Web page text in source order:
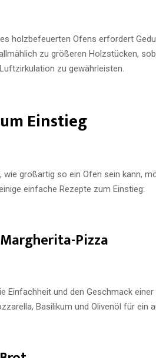
holzbefeuerten Ofens erfordert
zu größeren Holzstücken,
zu gewährleisten.
Einstieg
großartig so ein Ofen sein kann,
einfache Rezepte zum Einstieg:
Pizza
Einfachheit und den Geschmack
Basilikum und Olivenöl für ein